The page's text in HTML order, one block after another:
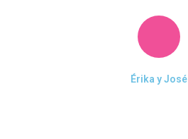
Érika y José